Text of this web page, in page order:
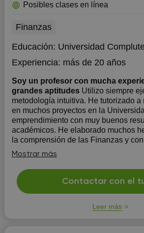
Posibles clases en línea
Finanzas
Educación: Universidad
Experiencia: más de 20 años
Soy un profesor con mucha
grandes aptitudes Utilizo siempre
metodología intuitiva. He tutorizado a
en muchos proyectos en la
emprendimiento con muy buenos
académicos. He elaborado muchos
la comprensión de las Finanzas y
dedicación al alumno. Me pr...
Mostrar más
Contactar con el
Leer más